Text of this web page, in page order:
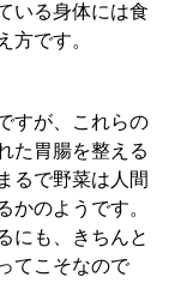
いる身体には食
方です。
すが、これらの
た胃腸を整える
るで野菜は人間
かのようです。
にも、きちんと
てこそなので